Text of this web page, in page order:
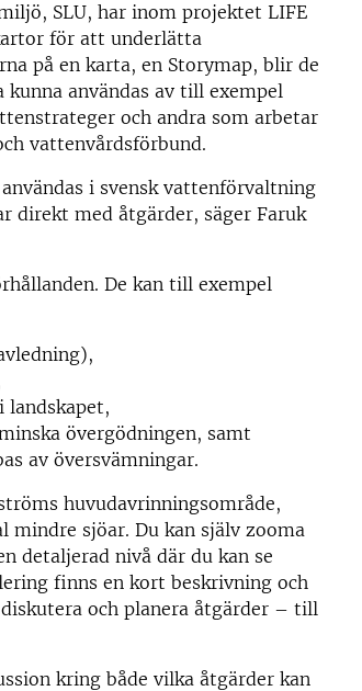
SLU, har inom projektet LIFE
för att underlätta
på en karta, en Storymap, blir de
användas av till exempel
och andra som arbetar
vattenvårdsförbund.
i svensk vattenförvaltning
direkt med åtgärder, säger Faruk
De kan till exempel
landskapet,
övergödningen, samt
av översvämningar.
huvudavrinningsområde,
sjöar. Du kan själv zooma
detaljerad nivå där du kan se
finns en kort beskrivning och
och planera åtgärder – till
kring både vilka åtgärder kan